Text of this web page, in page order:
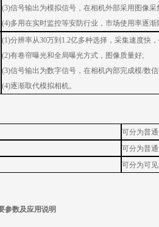
(3)信号输出为模拟信号，在相机外部采用图像
(4)多用在实时监控等安防行业，市场使用率逐渐
(1)分辨率从30万到1.2亿多种选择，采集速度快
(2)有卷帘曝光和全局曝光方式，图像质量好;
(3)信号输出为数字信号，在相机内部完成模/数
(4)逐渐取代模拟相机。
可分为普
可分为普
可分为可
参数及应用说明